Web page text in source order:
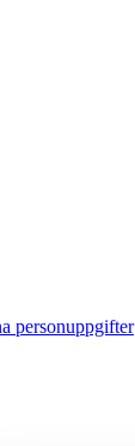
personuppgifter